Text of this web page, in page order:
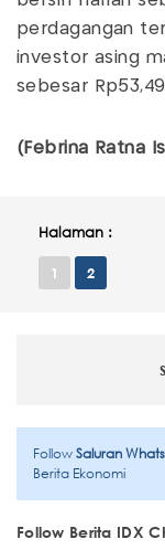
perdagangan
investor asing
sebesar
(Febrina Ratna
Halaman :
1 2
FollowSaluran
Berita Ekonomi
Follow Berita IDX